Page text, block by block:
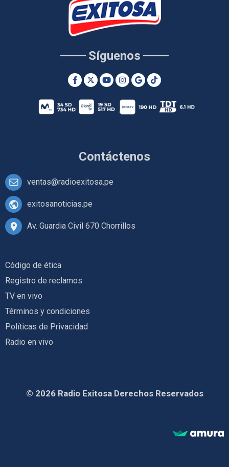
Contáctenos
ventas@radioexitosa.pe
exitosanoticias.pe
Av. Guardia Civil 670 Chorrillos
Síguenos
Código de ética
Registro de reclamos
TV en vivo
Términos y condiciones
Políticas de Privacidad
Radio en vivo
© 2026 Radio Exitosa Derechos Reservados